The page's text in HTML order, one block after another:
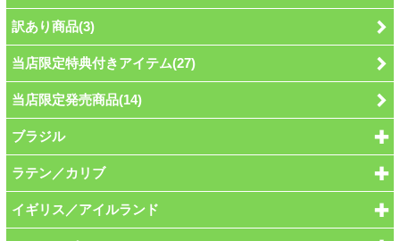
訳あり商品(3)
当店限定特典付きアイテム(27)
当店限定発売商品(14)
ブラジル
ラテン／カリブ
イギリス／アイルランド